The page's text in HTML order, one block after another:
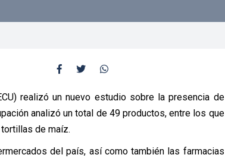
realizó un nuevo estudio sobre la presencia de
analizó un total de 49 productos, entre los que
de maíz.
del país, así como también las farmacias